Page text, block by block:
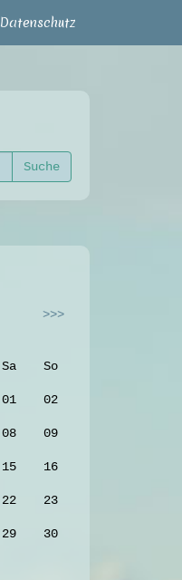
Datenschutz
>>>
Sa So
01 02
08 09
15 16
22 23
29 30